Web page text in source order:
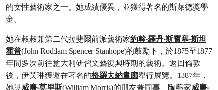
的女性藝術家之一。她成績優異，並獲得著名的斯萊德獎學
金。
她在叔叔兼第二代拉斐爾前派藝術家約翰‧羅丹‧斯賓塞‧斯坦
霍普(John Roddam Spencer Stanhope)的鼓勵下，於1875至1877
年間多次前往意大利研習文藝復興時期的藝術。返回倫敦
後，伊芙琳獲邀在著名的格羅夫納畫廊舉行展覽。1887年，
她與威廉‧莫里斯(William Morris)的朋友兼同事、陶藝家威廉‧